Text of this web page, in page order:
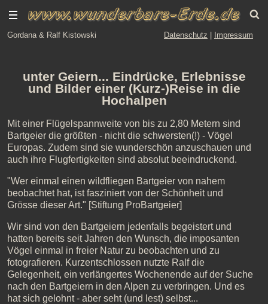
Gordana & Ralf Kistowski Datenschutz Impressum
unter Geiern... Eindrücke, Erlebnisse
und Bilder einer (Kurz-)Reise in die
Hochalpen
Mit einer Flügelspannweite von bis zu 2,80 Metern sind
Bartgeier die größten - nicht die schwersten(!) - Vögel
Europas. Zudem sind sie wunderschön anzuschauen und
auch ihre Flugfertigkeiten sind absolut beeindruckend.
"Wer einmal einen wildfliegen Bartgeier von nahem
beobachtet hat, ist fasziniert von der Schönheit und
Grösse dieser Art." [Stiftung ProBartgeier]
Wir sind von den Bartgeiern jedenfalls begeistert und
hatten bereits seit Jahren den Wunsch, die imposanten
Vögel einmal in freier Natur zu beobachten und zu
fotografieren. Kurzentschlossen nutzte Ralf die
Gelegenheit, ein verlängertes Wochenende auf der Suche
nach den Bartgeiern in den Alpen zu verbringen. Und es
hat sich gelohnt - aber seht (und lest) selbst...